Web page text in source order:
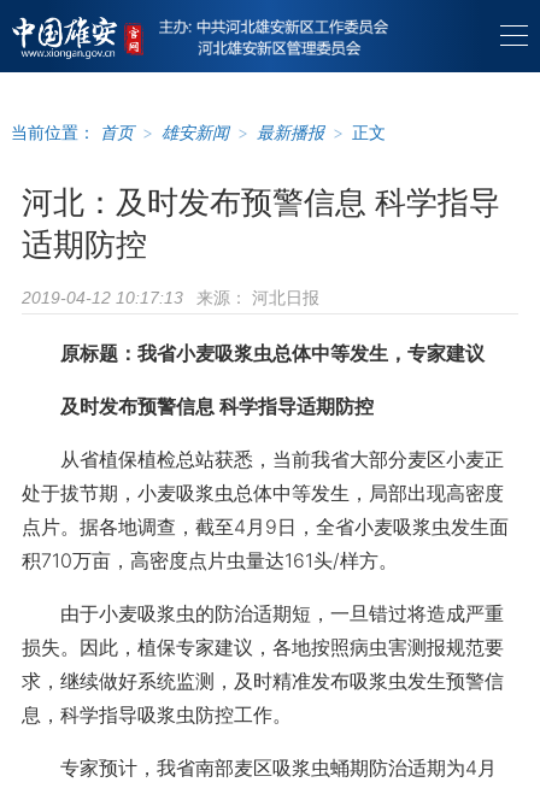
当前位置： 首页 > 雄安新闻 > 最新播报 > 正文
河北：及时发布预警信息 科学指导
适期防控
2019-04-12 10:17:13 来源： 河北日报
原标题：我省小麦吸浆虫总体中等发生，专家建议
及时发布预警信息 科学指导适期防控
从省植保植检总站获悉，当前我省大部分麦区小麦正
处于拔节期，小麦吸浆虫总体中等发生，局部出现高密度
点片。据各地调查，截至4月9日，全省小麦吸浆虫发生面
积710万亩，高密度点片虫量达161头/样方。
由于小麦吸浆虫的防治适期短，一旦错过将造成严重
损失。因此，植保专家建议，各地按照病虫害测报规范要
求，继续做好系统监测，及时精准发布吸浆虫发生预警信
息，科学指导吸浆虫防控工作。
专家预计，我省南部麦区吸浆虫蛹期防治适期为4月